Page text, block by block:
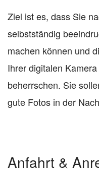
Ziel ist es, dass Sie
selbstständig
machen können und
Ihrer digitalen
beherrschen. Sie
gute Fotos in der
Anfahrt &